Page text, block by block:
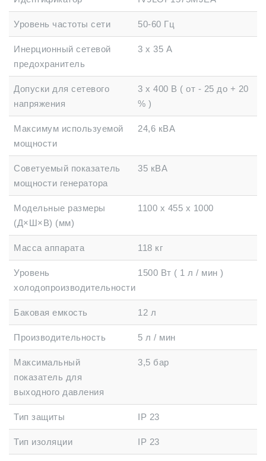
Уровень частоты сети 50-60 Гц
Инерционный сетевой
предохранитель
3 х 35 А
Допуски для сетевого
напряжения
3 х 400 В ( от - 25 до + 20
% )
Максимум используемой
мощности
24,6 кВА
Советуемый показатель
мощности генератора
35 кВА
Модельные размеры
(Д×Ш×В) (мм)
1100 х 455 х 1000
Масса аппарата 118 кг
Уровень
холодопроизводительности
1500 Вт ( 1 л / мин )
Баковая емкость 12 л
Производительность 5 л / мин
Максимальный
показатель для
выходного давления
3,5 бар
Тип защиты IP 23
Тип изоляции IP 23